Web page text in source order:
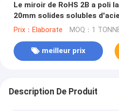
Le miroir de RoHS 2B a poli
20mm solides solubles
pour des meubles
Prix：Elaborate MOQ：1
meilleur prix
Description De Produit